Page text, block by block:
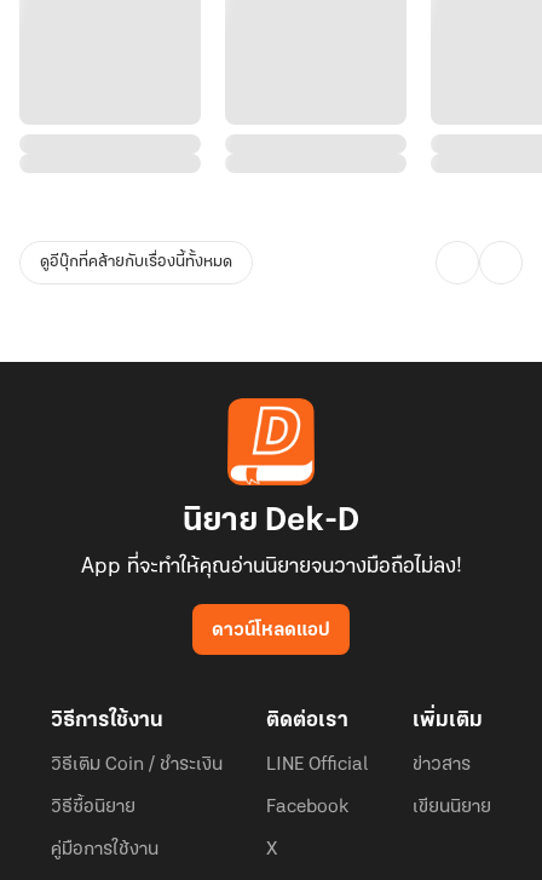
ดูอีบุ๊กที่คล้ายกับเรื่องนี้ทั้งหมด
นิยาย Dek-D
App ที่จะทำให้คุณอ่านนิยายจนวางมือถือไม่ลง!
ดาวน์โหลดแอป
วิธีการใช้งาน
วิธีเติม Coin / ชำระเงิน
วิธีซื้อนิยาย
คู่มือการใช้งาน
ติดต่อเรา
LINE Official
Facebook
X
เพิ่มเติม
ข่าวสาร
เขียนนิยาย